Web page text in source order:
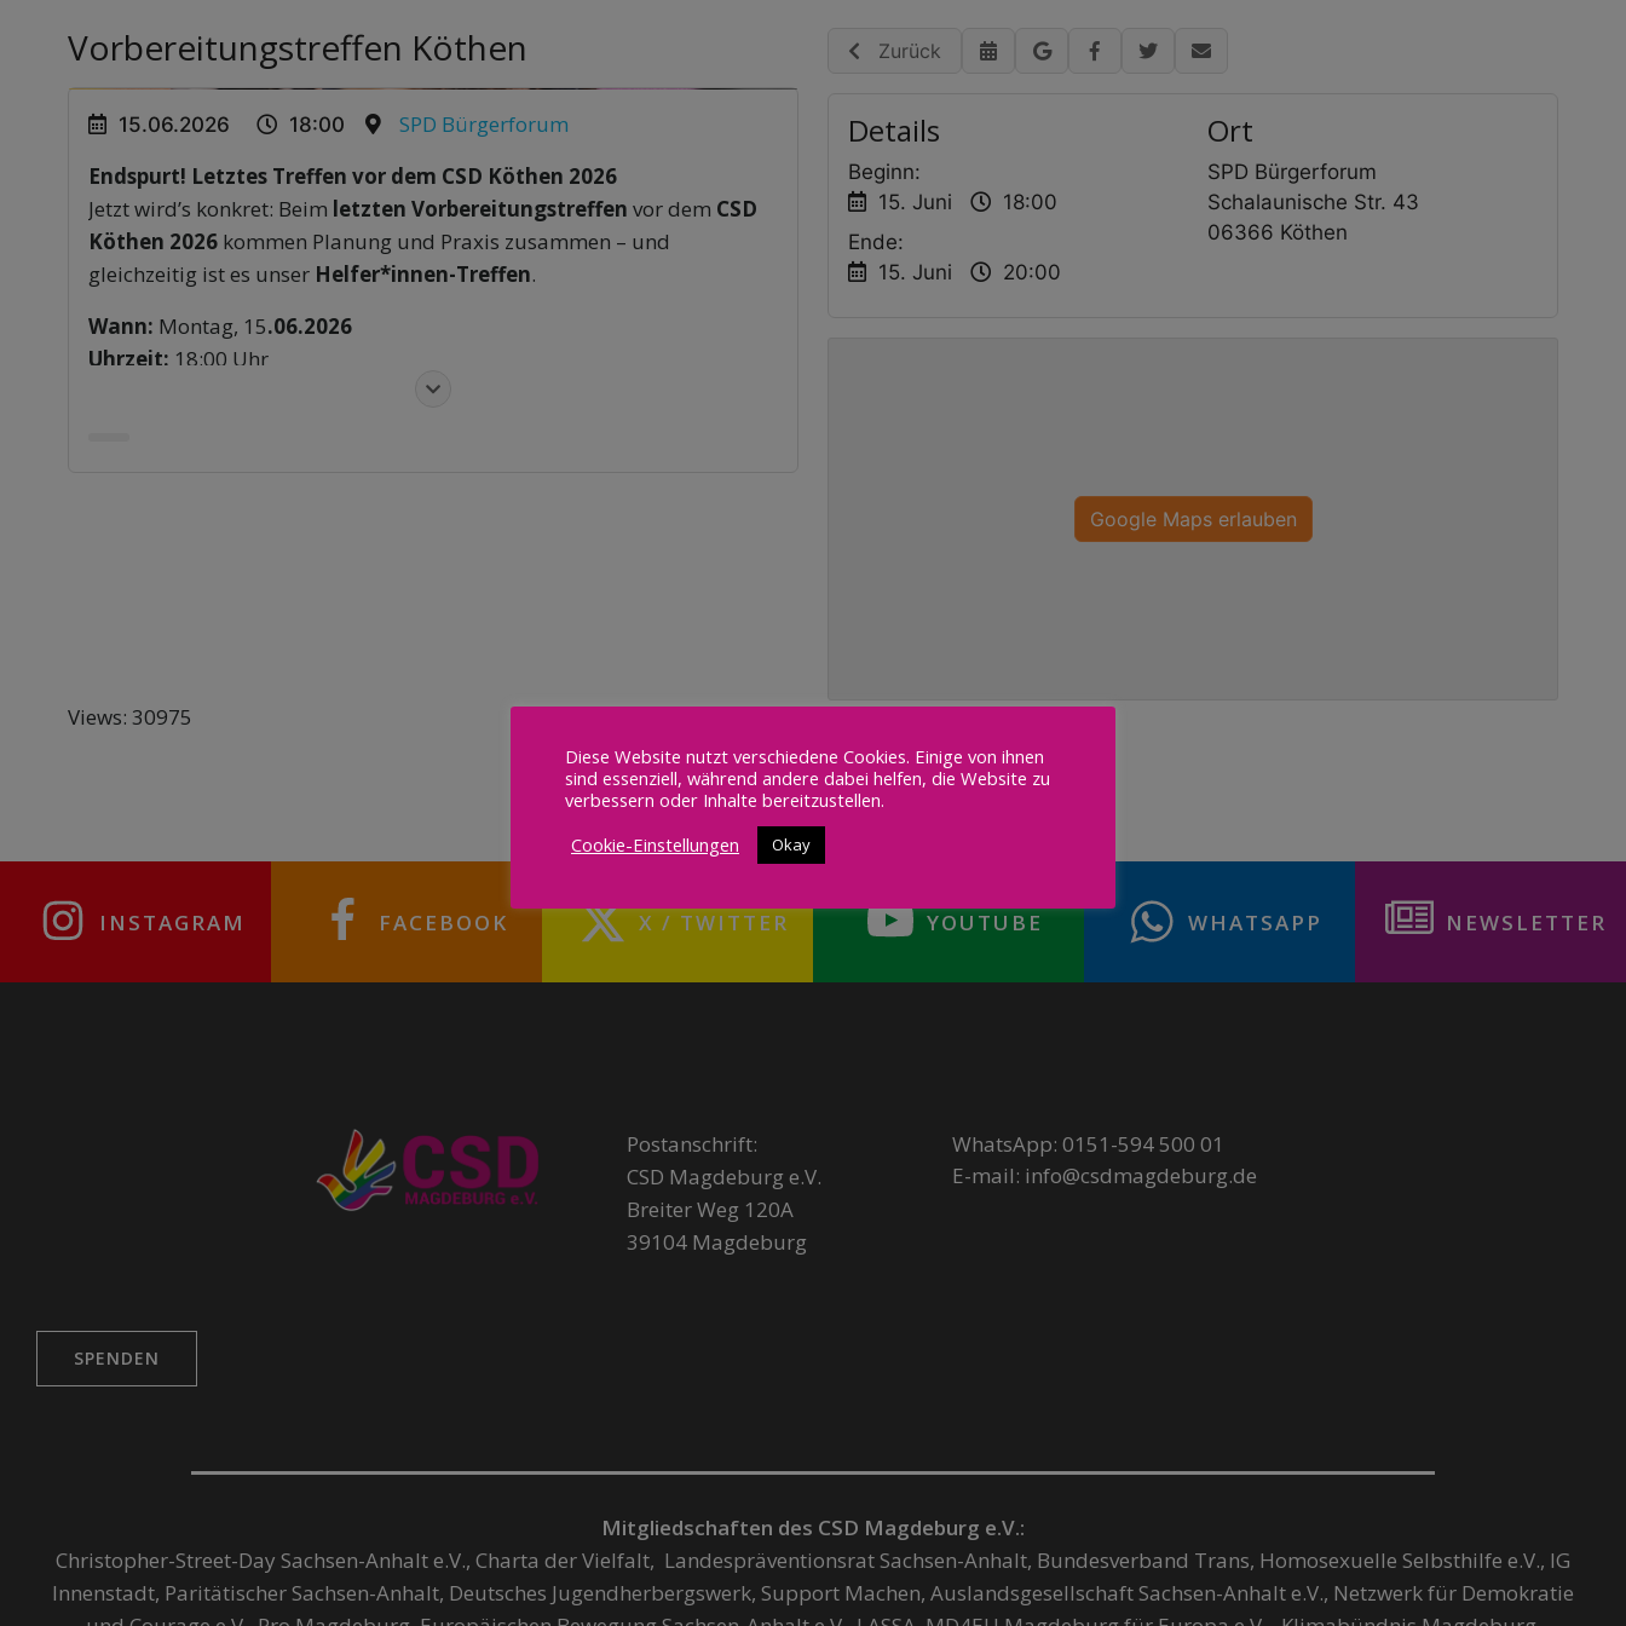
Vorbereitungstreffen Köthen
15.06.2026 18:00
SPD Bürgerforum
Endspurt! Letztes Treffen vor dem CSD Köthen 2026
Jetzt wird’s konkret: Beim letzten Vorbereitungstreffen vor dem CSD
Köthen 2026 kommen Planung und Praxis zusammen – und
gleichzeitig ist es unser Helfer*innen-Treffen.
Wann: Montag, 15.06.2026
Uhrzeit: 18:00 Uhr
SPD Bürgerforum, Schalaunische Str. 43, Köthen
Vorbereitungen rocken.
Zurück
Details
Beginn:
15. Juni
18:00
Ende:
15. Juni
20:00
Ort
SPD Bürgerforum
Schalaunische Str. 43
06366 Köthen
Google Maps erlauben
Views: 30975
INSTAGRAM FACEBOOK X / TWITTER YOUTUBE WHATSAPP NEWSLETTER
Postanschrift:
CSD Magdeburg e.V.
Breiter Weg 120A
39104 Magdeburg
WhatsApp: 0151-594 500 01
E-mail: info@csdmagdeburg.de
SPENDEN
Mitgliedschaften des CSD Magdeburg e.V.:
Christopher-Street-Day Sachsen-Anhalt e.V., Charta der Vielfalt, Landespräventionsrat Sachsen-Anhalt, Bundesverband Trans, Homosexuelle Selbsthilfe e.V., IG
Innenstadt, Paritätischer Sachsen-Anhalt, Deutsches Jugendherbergswerk, Support Machen, Auslandsgesellschaft Sachsen-Anhalt e.V., Netzwerk für Demokratie
Diese Website nutzt verschiedene Cookies. Einige von ihnen
sind essenziell, während andere dabei helfen, die Website zu
verbessern oder Inhalte bereitzustellen.
Cookie-Einstellungen
Okay